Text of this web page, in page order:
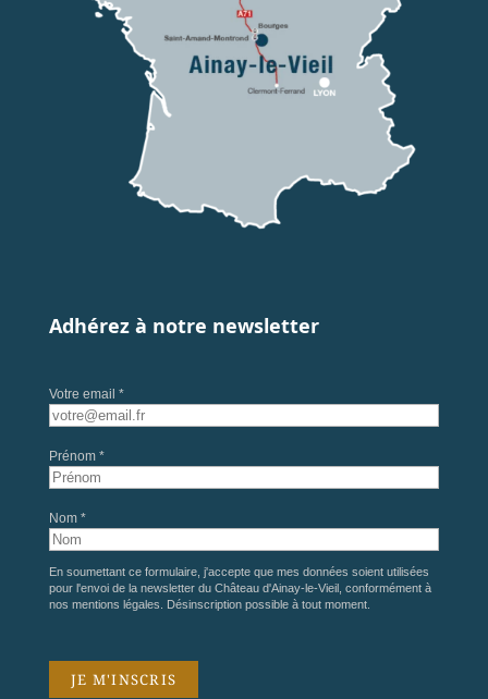
Adhérez à notre newsletter
Votre email *
Prénom *
Nom *
En soumettant ce formulaire, j'accepte que mes données soient utilisées
pour l'envoi de la newsletter du Château d'Ainay-le-Vieil, conformément à
nos mentions légales . Désinscription possible à tout moment.